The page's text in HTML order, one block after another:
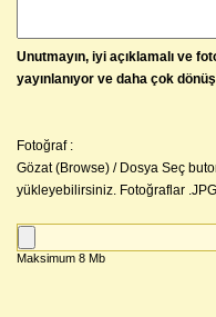
Unutmayın, iyi açıklamalı ve
yayınlanıyor ve daha çok
Fotoğraf :
Gözat (Browse) / Dosya Seç
yükleyebilirsiniz. Fotoğraflar .JPG